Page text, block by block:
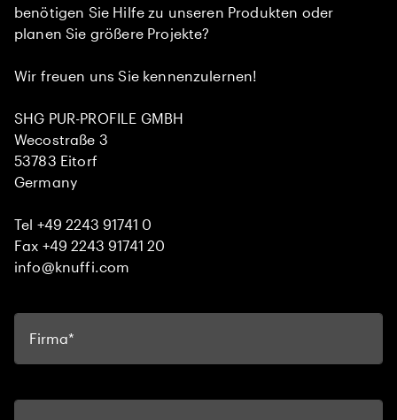
benötigen Sie Hilfe zu unseren Produkten oder
planen Sie größere Projekte?
Wir freuen uns Sie kennenzulernen!
SHG PUR-PROFILE GMBH
Wecostraße 3
53783 Eitorf
Germany
Tel +49 2243 91741 0
Fax +49 2243 91741 20
info@knuffi.com